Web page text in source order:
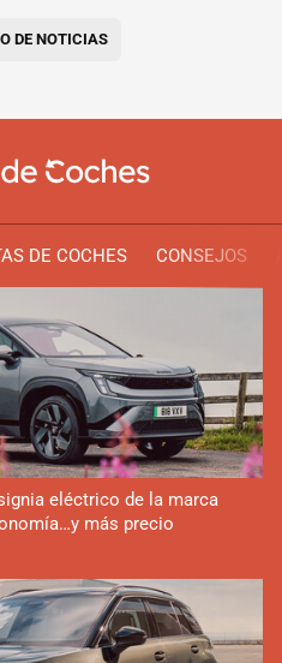
DE NOTICIAS
DE COCHES CONSEJOS
eléctrico de la marca
más precio